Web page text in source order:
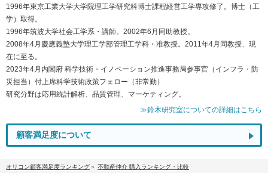
1996年東京工業大学大学院理工学研究科博士課程経営工学専攻修了。博士（工
学）取得。
1996年筑波大学社会工学系・講師。2002年6月同助教授。
2008年4月慶應義塾大学理工学部管理工学科・准教授。2011年4月同教授、現
在に至る。
2023年4月内閣府 科学技術・イノベーション推進事務局参事官（インフラ・防
災担当）付上席科学技術政策フェロー（非常勤）
研究分野は応用統計解析、品質管理、マーケティング。
≫鈴木研究室についての詳細はこちら
顧客満足度について
オリコン顧客満足度ランキング
不動産仲介 購入ランキング・比較